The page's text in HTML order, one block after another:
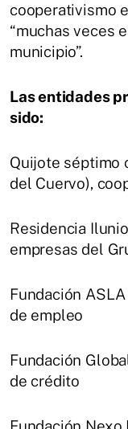
cooperativismo
“muchas veces
municipio”.
Las entidades
sido:
Quijote séptimo
del Cuervo),
Residencia
empresas del
Fundación
de empleo
Fundación
de crédito